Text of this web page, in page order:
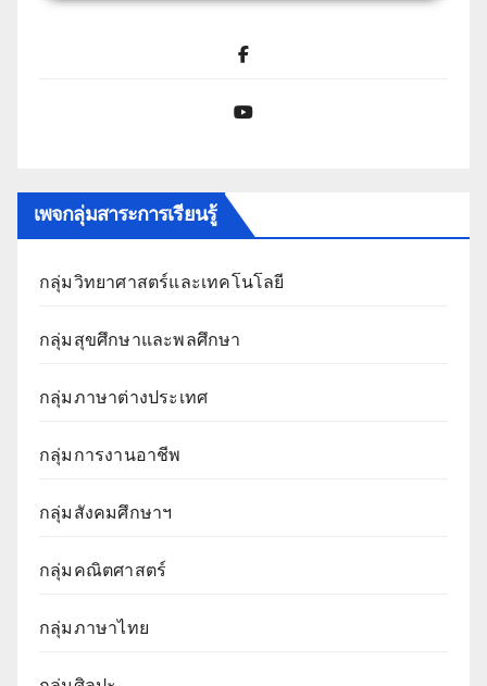
Facebook
YouTube
เพจกลุ่มสาระการเรียนรู้
กลุ่มวิทยาศาสตร์และเทคโนโลยี
กลุ่มสุขศึกษาและพลศึกษา
กลุ่มภาษาต่างประเทศ
กลุ่มการงานอาชีพ
กลุ่มสังคมศึกษาฯ
กลุ่มคณิตศาสตร์
กลุ่มภาษาไทย